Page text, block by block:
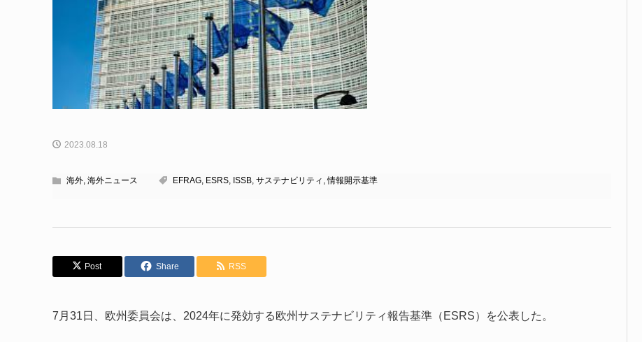
2023.08.18
海外, 海外ニュース EFRAG, ESRS, ISSB, サステナビリティ ,情報開示基準
Post Share RSS
7月31日、欧州委員会は、2024年に発効する欧州サステナビリティ報告基準（ESRS）を公表した。